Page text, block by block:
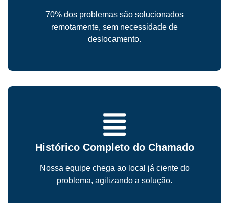
70% dos problemas são solucionados
remotamente, sem necessidade de
deslocamento.
Histórico Completo do Chamado
Nossa equipe chega ao local já ciente do
problema, agilizando a solução.